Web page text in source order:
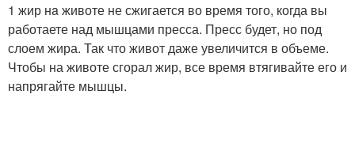
1 жир нa животе не сжигается во время того, когда вы
работаете над мышцами пресса. Пресс будет, но под
слоем жира. Так что живот даже увеличится в объеме.
Чтобы на животе сгорал жир, все время втягивайте его и
напрягайте мышцы.